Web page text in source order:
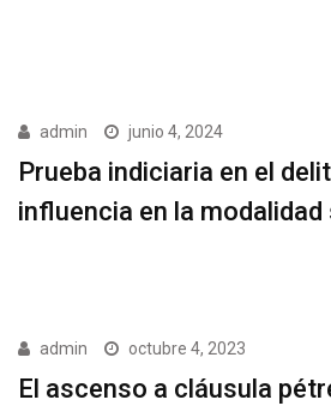
admin junio 4, 2024
Prueba indiciaria en el
influencia en la modalidad
admin octubre 4, 2023
El ascenso a cláusula